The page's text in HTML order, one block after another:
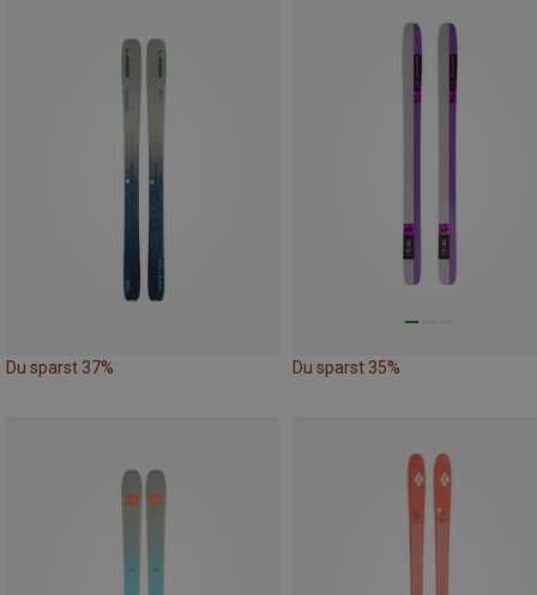
Du sparst 37% Du sparst 35%